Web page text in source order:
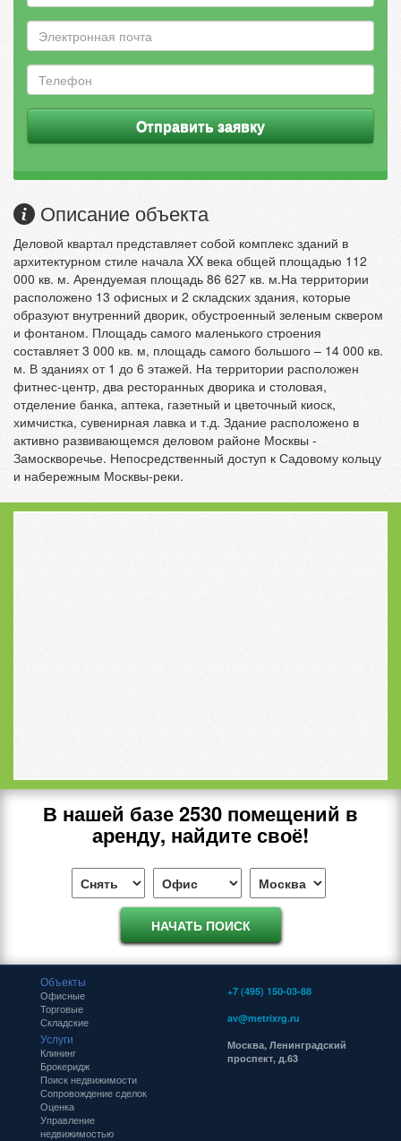
Отправить заявку
Описание объекта
Деловой квартал представляет собой комплекс зданий в
архитектурном стиле начала XX века общей площадью 112
000 кв. м. Арендуемая площадь 86 627 кв. м.На территории
расположено 13 офисных и 2 складских здания, которые
образуют внутренний дворик, обустроенный зеленым сквером
и фонтаном. Площадь самого маленького строения
составляет 3 000 кв. м, площадь самого большого – 14 000 кв.
м. В зданиях от 1 до 6 этажей. На территории расположен
фитнес-центр, два ресторанных дворика и столовая,
отделение банка, аптека, газетный и цветочный киоск,
химчистка, сувенирная лавка и т.д. Здание расположено в
активно развивающемся деловом районе Москвы -
Замоскворечье. Непосредственный доступ к Садовому кольцу
и набережным Москвы-реки.
В нашей базе2530 помещений в
аренду, найдите своё!
Объекты
Офисные
Торговые
Складские
Услуги
Клининг
Брокеридж
Поиск недвижимости
Сопровождение сделок
Оценка
Управление
недвижимостью
+7 (495) 150-03-88
av@metrixrg.ru
Москва, Ленинградский
проспект, д.63